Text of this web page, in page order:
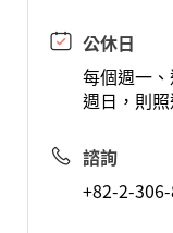
公休日
每個週一
週日，則
諮詢
+82-2-